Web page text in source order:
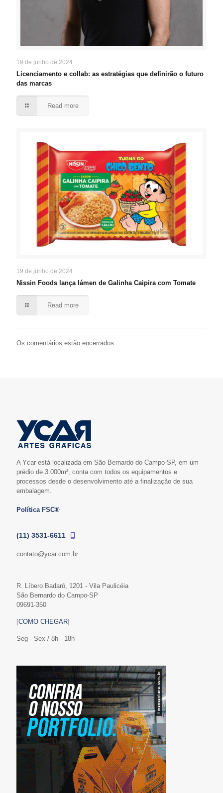
19 de junho de 2024
Licenciamento e collab: as estratégias que definirão o futuro
das marcas
Read more
19 de junho de 2024
Nissin Foods lança lámen de Galinha Caipira com Tomate
Read more
Os comentários estão encerrados.
A Ycar está localizada em São Bernardo do Campo-SP, em um
prédio de 3.000m², conta com todos os equipamentos e
processos desde o desenvolvimento até a finalização de sua
embalagem.
Política FSC®
(11) 3531-6611
contato@ycar.com.br
R. Líbero Badaró, 1201 - Vila Paulicéia
São Bernardo do Campo-SP
09691-350
[COMO CHEGAR]
Seg - Sex / 8h - 18h